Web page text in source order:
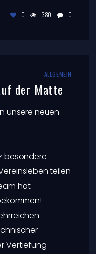
0 380 0
ALLGEMEIN
der Matte
unsere neuen
besondere
teilen
hat
Vertiefung